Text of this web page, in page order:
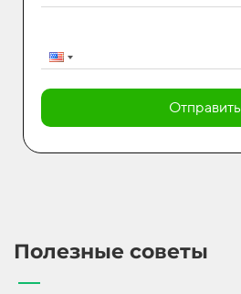
Отправить
Полезные советы